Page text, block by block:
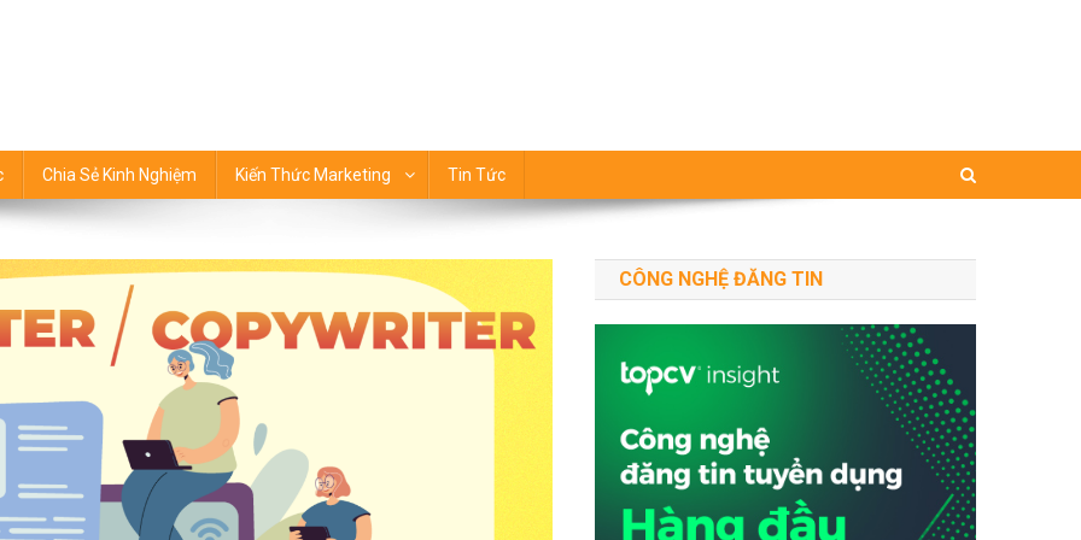
Chia Sẻ Kinh Nghiệm Kiến Thức Marketing Tin Tức
CÔNG NGHỆ ĐĂNG TIN